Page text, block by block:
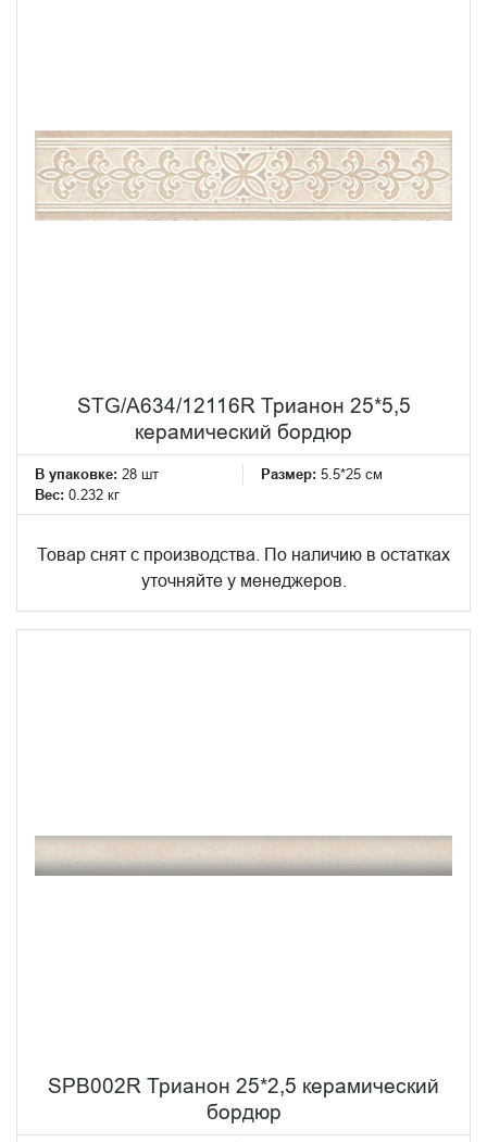
STG/A634/12116R Трианон 25*5,5
керамический бордюр
В упаковке: 28 шт Размер: 5.5*25 см
Вес: 0.232 кг
Товар снят с производства. По наличию в остатках
уточняйте у менеджеров.
SPB002R Трианон 25*2,5 керамический
бордюр